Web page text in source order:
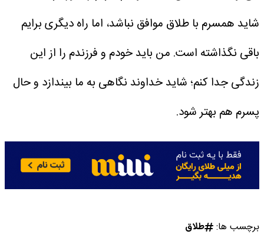
شاید همسرم با طلاق موافق نباشد، اما راه دیگری برایم
باقی نگذاشته است. من باید خودم و فرزندم را از این
زندگی جدا کنم؛ شاید خداوند نگاهی به ما بیندازد و حال
پسرم هم بهتر شود.
برچسب ها: طلاق